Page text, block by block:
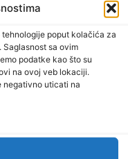
poput kolačića za
sa ovim
podatke kao što su
na ovoj veb lokaciji.
negativno uticati na
dana: Požari
se i BiH